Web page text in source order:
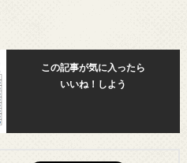
この記事が気に入ったら
いいね！しよう